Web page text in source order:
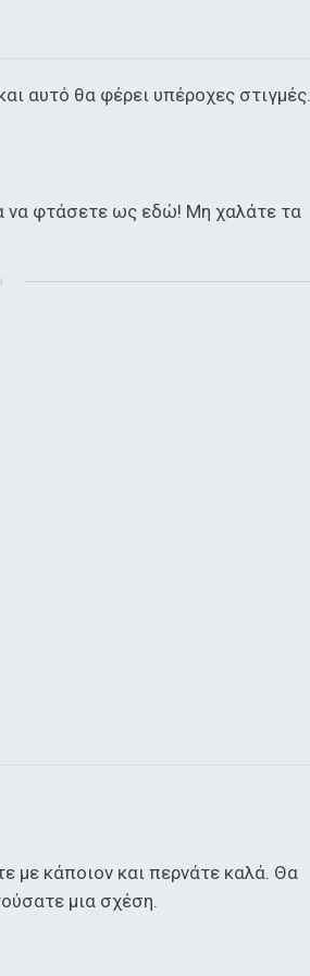
αυτό θα φέρει υπέροχες στιγμές.
να φτάσετε ως εδώ! Μη χαλάτε τα
με κάποιον και περνάτε καλά. Θα
μια σχέση.